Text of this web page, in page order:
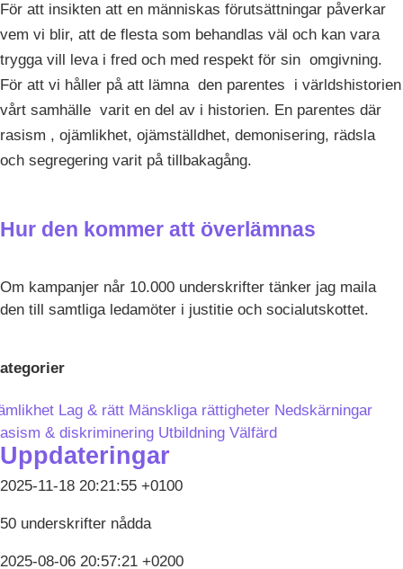
För att insikten att en människas förutsättningar påverkar
vem vi blir, att de flesta som behandlas väl och kan vara
trygga vill leva i fred och med respekt för sin omgivning.
För att vi håller på att lämna den parentes i världshistorien
vårt samhälle varit en del av i historien. En parentes där
rasism , ojämlikhet, ojämställdhet, demonisering, rädsla
och segregering varit på tillbakagång.
Hur den kommer att överlämnas
Om kampanjer når 10.000 underskrifter tänker jag maila
den till samtliga ledamöter i justitie och socialutskottet.
Lag & rätt Mänskliga rättigheter Nedskärningar
& diskriminering Utbildning Välfärd
Uppdateringar
2025-11-18 20:21:55 +0100
50 underskrifter nådda
2025-08-06 20:57:21 +0200